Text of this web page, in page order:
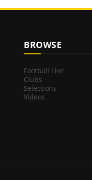
BROWSE
Football Live
Clubs
Selections
Videos